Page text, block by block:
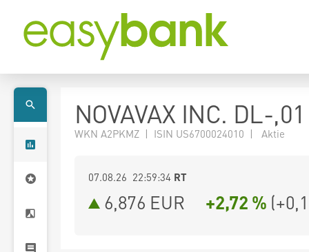
NOVAVAX INC. DL-,01
WKN A2PKMZ | ISIN US6700024010 | Aktie
07.08.26 22:59:34 RT
6,876 EUR +2,72 % (